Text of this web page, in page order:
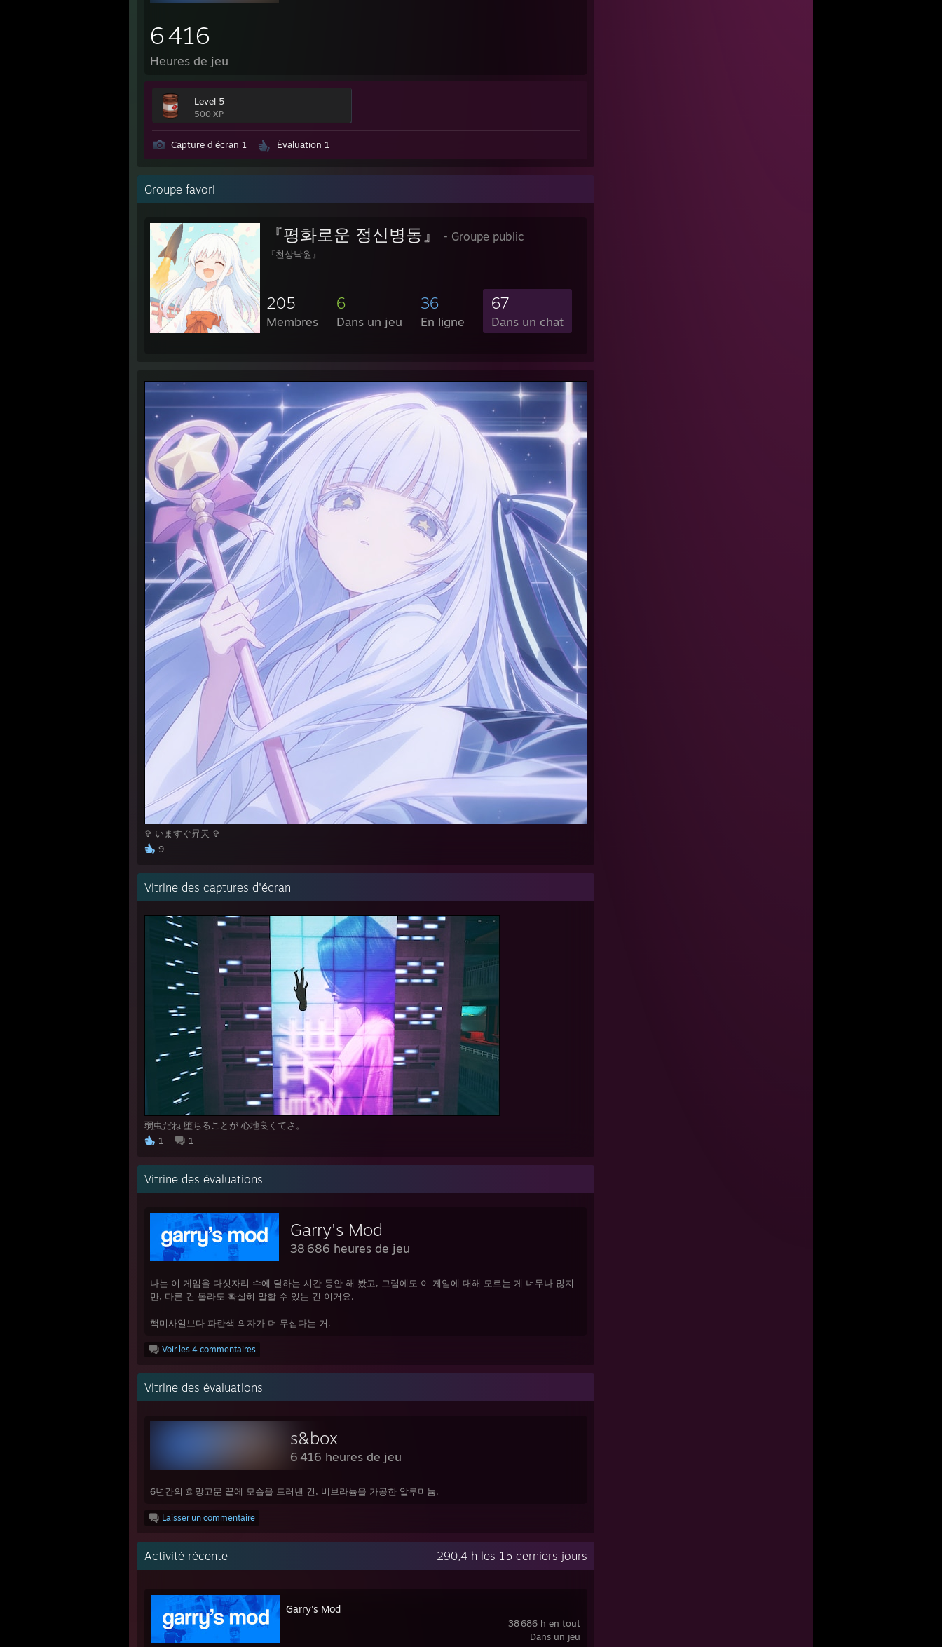
6 416
Heures de jeu
Level 5
500 XP
Capture d'écran 1 Évaluation 1
Groupe favori
『평화로운 정신병동』 - Groupe public
『천상낙원』
205
Membres
6
Dans un jeu
36
En ligne
67
Dans un chat
✞ いますぐ昇天 ✞
9
Vitrine des captures d'écran
弱虫だね 堕ちることが 心地良くてさ。
1
1
Vitrine des évaluations
Garry's Mod
38 686 heures de jeu
나는 이 게임을 다섯자리 수에 달하는 시간 동안 해 봤고, 그럼에도 이 게임에 대해 모르는 게 너무나 많지
만, 다른 건 몰라도 확실히 말할 수 있는 건 이거요.
핵미사일보다 파란색 의자가 더 무섭다는 거.
Voir les 4 commentaires
Vitrine des évaluations
s&box
6 416 heures de jeu
6년간의 희망고문 끝에 모습을 드러낸 건, 비브라늄을 가공한 알루미늄.
Laisser un commentaire
Activité récente 290,4 h les 15 derniers jours
38 686 h en tout
Dans un jeu
Garry's Mod